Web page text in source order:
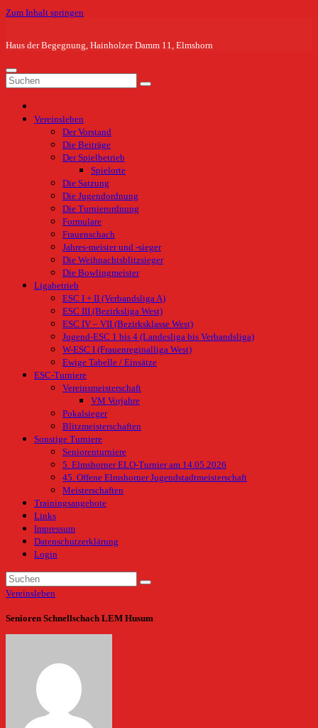
Zum Inhalt springen
Haus der Begegnung, Hainholzer Damm 11, Elmshorn
Vereinsleben
Der Vorstand
Die Beiträge
Der Spielbetrieb
Spielorte
Die Satzung
Die Jugendordnung
Die Turnierordnung
Formulare
Frauenschach
Jahres-meister und -sieger
Die Weihnachtsblitzsieger
Die Bowlingmeister
Ligabetrieb
ESC I + II (Verbandsliga A)
ESC III (Bezirksliga West)
ESC IV – VII (Bezirksklasse West)
Jugend-ESC 1 bis 4 (Landesliga bis Verbandsliga)
W-ESC I (Frauenreginalliga West)
Ewige Tabelle / Einsätze
ESC-Turniere
Vereinsmeisterschaft
VM Vorjahre
Pokalsieger
Blitzmeisterschaften
Sonstige Turniere
Seniorenturniere
5. Elmshorner ELO-Turnier am 14.05.2026
45. Offene Elmshorner Jugendstadtmeisterschaft
Meisterschaften
Trainingsangebote
Links
Impressum
Datenschutzerklärung
Login
Vereinsleben
Senioren Schnellschach LEM Husum